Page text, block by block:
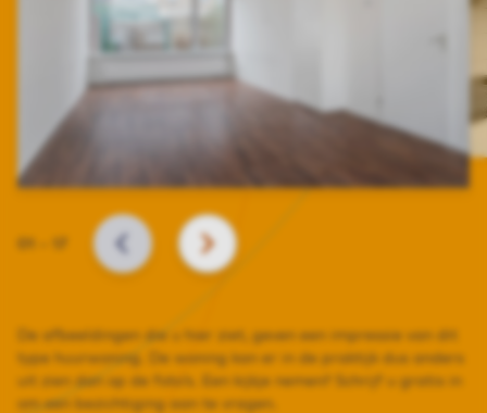
Slide
VORIGE VOLGENDE
De afbeeldingen die u hier ziet, geven een impressie van dit
type huurwoning. De woning kan er in de praktijk dus anders
uit zien dan op de foto’s. Een kijkje nemen? Schrijf u gratis in
om een bezichtiging aan te vragen.